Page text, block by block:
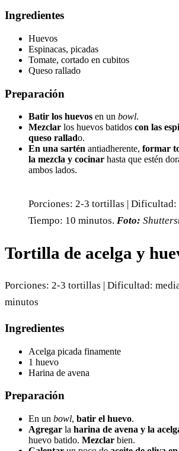
Ingredientes
Huevos
Espinacas, picadas
Tomate, cortado en cubitos
Queso rallado
Preparación
Batir los huevos en un bowl.
Mezclar los huevos batidos con las
queso rallado.
En una sartén antiadherente, formar
la mezcla y cocinar hasta que estén
ambos lados.
Porciones: 2-3 tortillas | Dificultad:
Tiempo: 10 minutos. Foto:
Tortilla de acelga y
Porciones: 2-3 tortillas | Dificultad:
minutos
Ingredientes
Acelga picada finamente
1 huevo
Harina de avena
Preparación
En un bowl, batir el huevo.
Agregar la harina de avena y la
huevo batido. Mezclar bien.